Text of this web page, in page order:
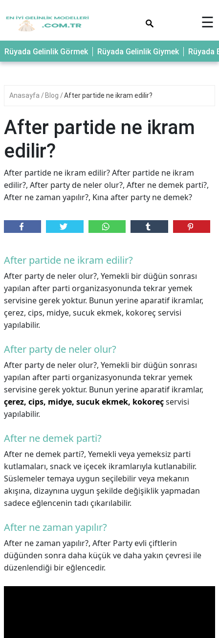
☰
Rüyada Gelinlik Görmek Rüyada Gelinlik Giymek Rüyada
Anasayfa Blog After partide ne ikram edilir?
After partide ne ikram
edilir?
After partide ne ikram edilir? After partide ne ikram
edilir?, After party de neler olur?, After ne demek parti?,
After ne zaman yapılır?, Kına after party ne demek?
After partide ne ikram edilir?
After party de neler olur?, Yemekli bir düğün sonrası
yapılan after parti organizasyonunda tekrar yemek
servisine gerek yoktur. Bunun yerine aparatif ikramlar,
çerez, cips, midye, sucuk ekmek, kokoreç servisi
yapılabilir.
After party de neler olur?
After party de neler olur?, Yemekli bir düğün sonrası
yapılan after parti organizasyonunda tekrar yemek
servisine gerek yoktur. Bunun yerine aparatif ikramlar,
çerez, cips, midye, sucuk ekmek, kokoreçservisi
yapılabilir.
After ne demek parti?
After ne demek parti?, Yemekli veya yemeksiz parti
kutlamaları, snack ve içecek ikramlarıyla kutlanabilir.
Süslemeler temaya uygun seçilebilir veya mekanın
akışına, dizaynına uygun şekilde değişiklik yapmadan
sadece eğlencenin tadı çıkarılabilir.
After ne zaman yapılır?
After ne zaman yapılır?, After Party evli çiftlerin
düğünden sonra daha küçük ve daha yakın çevresi ile
düzenlendiği bir eğlencedir.